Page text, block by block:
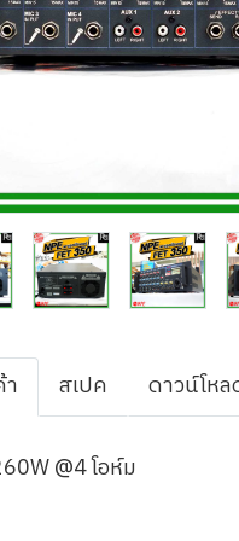
สเปค ดาวน์โห
@4 โอห์ม